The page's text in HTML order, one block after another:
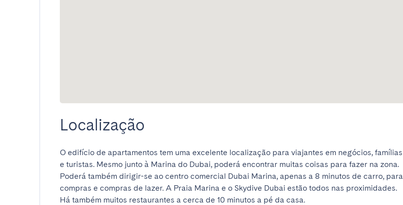
Localização
O edifício de apartamentos tem uma excelente localização para viajantes em negócios, famílias
e turistas. Mesmo junto à Marina do Dubai, poderá encontrar muitas coisas para fazer na zona.
Poderá também dirigir-se ao centro comercial Dubai Marina, apenas a 8 minutos de carro, para
compras e compras de lazer. A Praia Marina e o Skydive Dubai estão todos nas proximidades.
Há também muitos restaurantes a cerca de 10 minutos a pé da casa.